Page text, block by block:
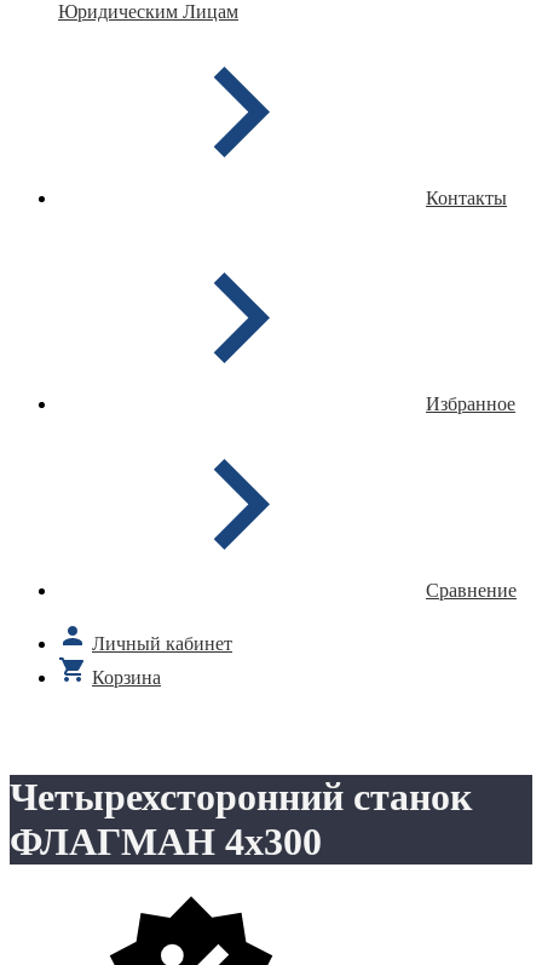
Юридическим Лицам
Контакты
Избранное
Сравнение
Личный кабинет
Корзина
Четырехсторонний станок
ФЛАГМАН 4х300